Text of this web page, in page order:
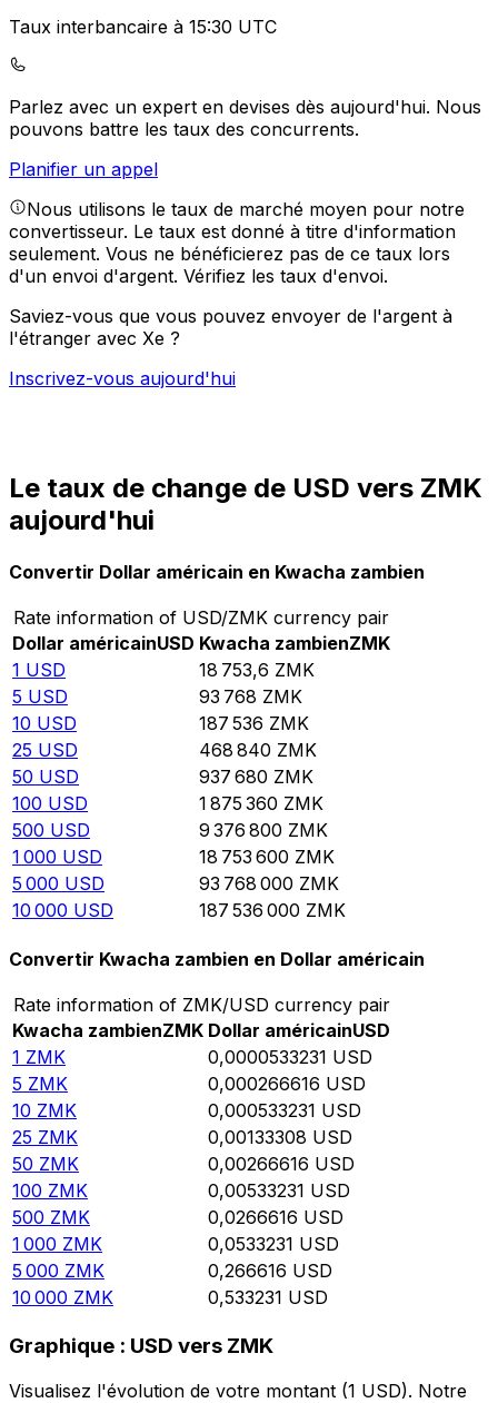
Taux interbancaire à 15:30 UTC
Parlez avec un expert en devises dès aujourd'hui. Nous
pouvons battre les taux des concurrents.
Planifier un appel
Nous utilisons le taux de marché moyen pour notre
convertisseur. Le taux est donné à titre d'information
seulement. Vous ne bénéficierez pas de ce taux lors
d'un envoi d'argent. Vérifiez les taux d'envoi.
Saviez-vous que vous pouvez envoyer de l'argent à
l'étranger avec Xe ?
Inscrivez-vous aujourd'hui
Le taux de change de USD vers ZMK
aujourd'hui
Convertir Dollar américain en Kwacha zambien
Rate information of USD/ZMK currency pair
Dollar américainUSD Kwacha zambienZMK
1 USD 18 753,6 ZMK
5 USD 93 768 ZMK
10 USD 187 536 ZMK
25 USD 468 840 ZMK
50 USD 937 680 ZMK
100 USD 1 875 360 ZMK
500 USD 9 376 800 ZMK
1 000 USD 18 753 600 ZMK
5 000 USD 93 768 000 ZMK
10 000 USD 187 536 000 ZMK
Convertir Kwacha zambien en Dollar américain
Rate information of ZMK/USD currency pair
Kwacha zambienZMK Dollar américainUSD
1 ZMK 0,0000533231 USD
5 ZMK 0,000266616 USD
10 ZMK 0,000533231 USD
25 ZMK 0,00133308 USD
50 ZMK 0,00266616 USD
100 ZMK 0,00533231 USD
500 ZMK 0,0266616 USD
1 000 ZMK 0,0533231 USD
5 000 ZMK 0,266616 USD
10 000 ZMK 0,533231 USD
Graphique : USD vers ZMK
Visualisez l'évolution de votre montant (1 USD). Notre